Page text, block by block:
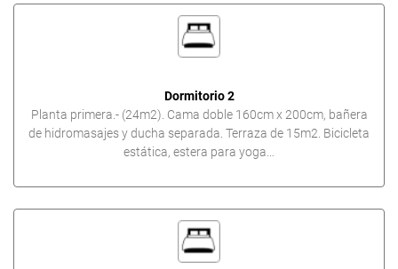
Dormitorio 2
Planta primera.- (24m2). Cama doble 160cm x 200cm, bañera
de hidromasajes y ducha separada. Terraza de 15m2. Bicicleta
estática, estera para yoga…